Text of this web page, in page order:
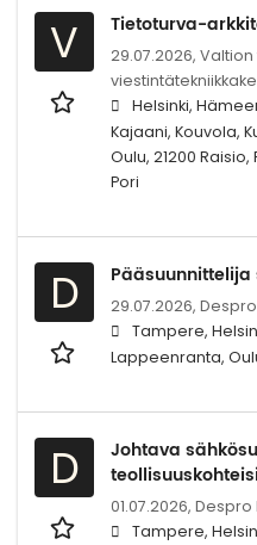
V Tietoturva-
29.07.2026,
Helsinki,
Kajaani, Kouvola,
Oulu, 21200
Pori
D 29.07.2026,
Tampere,
Lappeenranta,
D
Johtava
01.07.2026, Despro
Tampere,